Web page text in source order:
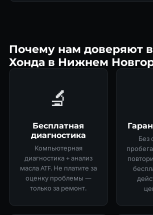
Почему нам доверяют
Хонда в Нижнем
🔬
Бесплатная
диагностика
Компьютерная
диагностика + анализ
масла ATF. Не платите за
оценку проблемы —
только за ремонт.
Без